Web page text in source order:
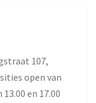
107,
open van
en 17.00